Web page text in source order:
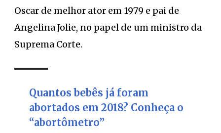
Oscar de melhor ator em 1979 e pai de
Angelina Jolie, no papel de um ministro da
Suprema Corte.
Quantos bebês já foram
abortados em 2018? Conheça o
“abortômetro”